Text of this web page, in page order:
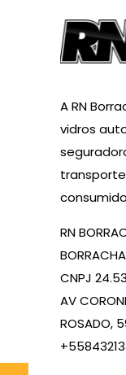
A RN
vidros
RN
CNPJ
AV
ROSADO,